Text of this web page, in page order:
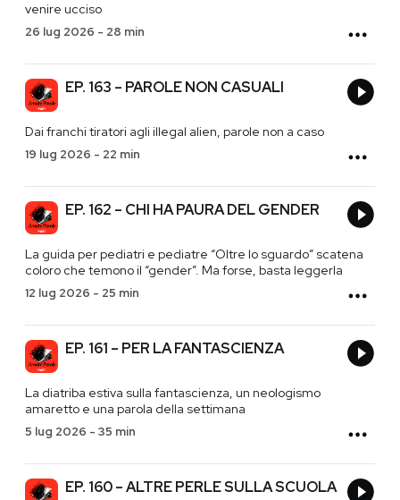
venire ucciso
26 lug 2026 - 28 min
EP. 163 – PAROLE NON CASUALI
Dai franchi tiratori agli illegal alien, parole non a caso
19 lug 2026 - 22 min
EP. 162 – CHI HA PAURA DEL GENDER
La guida per pediatri e pediatre “Oltre lo sguardo” scatena
coloro che temono il “gender”. Ma forse, basta leggerla
12 lug 2026 - 25 min
EP. 161 – PER LA FANTASCIENZA
La diatriba estiva sulla fantascienza, un neologismo
amaretto e una parola della settimana
5 lug 2026 - 35 min
EP. 160 – ALTRE PERLE SULLA SCUOLA